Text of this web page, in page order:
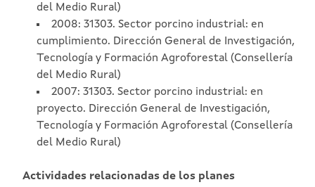
del Medio Rural)
2008: 31303. Sector porcino industrial: en
cumplimiento. Dirección General de Investigación,
Tecnología y Formación Agroforestal (Consellería
del Medio Rural)
2007: 31303. Sector porcino industrial: en
proyecto. Dirección General de Investigación,
Tecnología y Formación Agroforestal (Consellería
del Medio Rural)
Actividades relacionadas de los planes